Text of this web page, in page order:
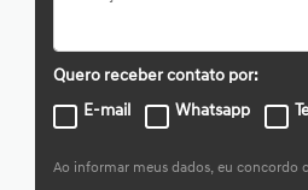
Quero receber contato por:
E-mail
Whatsapp
Ao informar meus dados, eu concordo